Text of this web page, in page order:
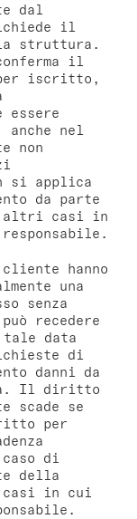
dal
il
struttura.
il
iscritto,
essere
anche nel
non
si applica
da parte
altri casi in
hanno
una
senza
recedere
data
di
danni da
Il diritto
scade se
per
di
della
in cui